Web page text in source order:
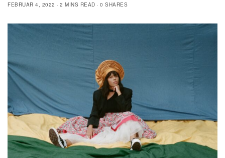
FEBRUAR 4, 2022
2 MINS READ 0 SHARES